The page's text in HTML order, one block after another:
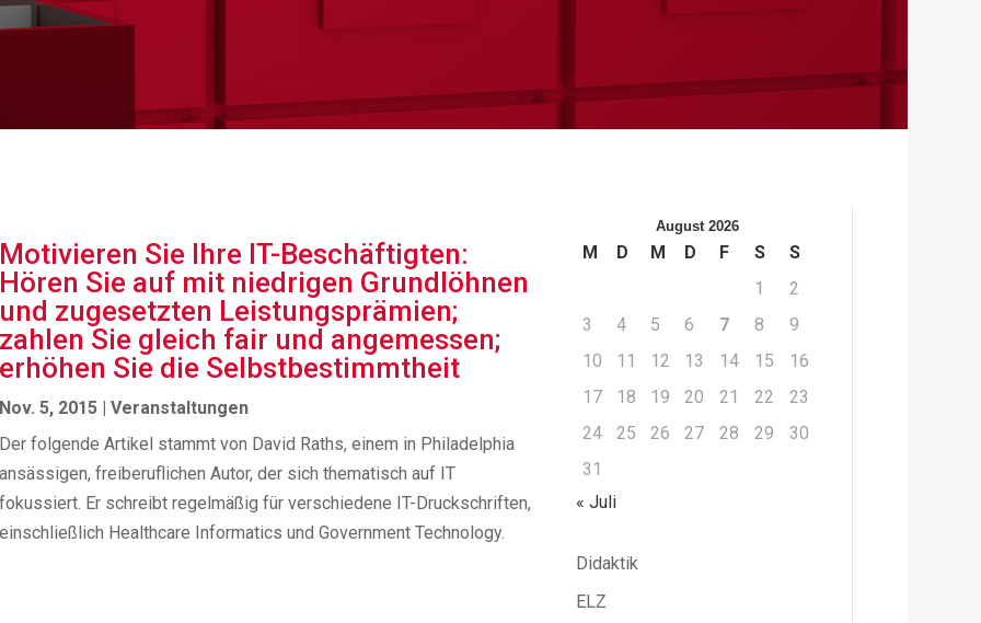
Motivieren Sie Ihre IT-Beschäftigten:
Hören Sie auf mit niedrigen Grundlöhnen
und zugesetzten Leistungsprämien;
zahlen Sie gleich fair und angemessen;
erhöhen Sie die Selbstbestimmtheit
Nov. 5, 2015 |Veranstaltungen
Der folgende Artikel stammt von David Raths, einem in Philadelphia
ansässigen, freiberuflichen Autor, der sich thematisch auf IT
fokussiert. Er schreibt regelmäßig für verschiedene IT-Druckschriften,
einschließlich Healthcare Informatics und Government Technology.
August 2026
M D M D F S
S
1
2
3
4 5 6 7 8
9
10
11 12 13 14 15
16
17
18 19 20 21 22
23
24
25 26 27 28 29
30
31
« Juli
Didaktik
ELZ